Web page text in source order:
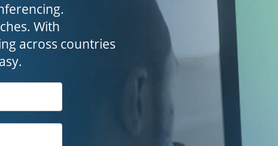
​​​​​​​With
across countries